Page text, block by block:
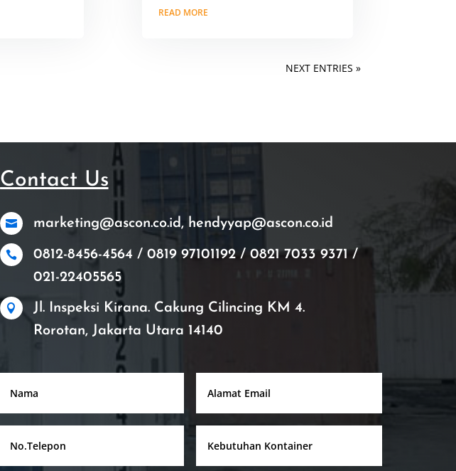
READ MORE
NEXT ENTRIES »
Contact Us
 marketing@ascon.co.id, hendyyap@ascon.co.id

0812-8456-4564 / 0819 97101192 / 0821 7033 9371 /
021-22405565

Jl. Inspeksi Kirana. Cakung Cilincing KM 4.
Rorotan, Jakarta Utara 14140